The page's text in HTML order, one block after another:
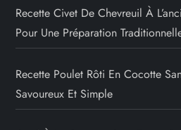
Recette Civet De Chevreuil À
Pour Une Préparation
Recette Poulet Rôti En Cocotte
Savoureux Et Simple